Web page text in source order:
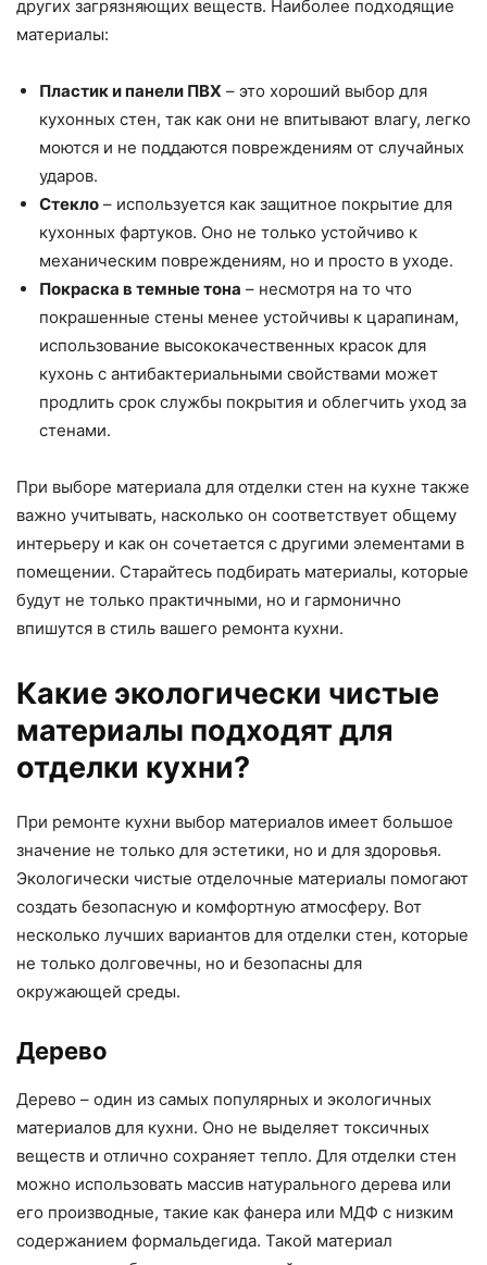
других загрязняющих веществ. Наиболее подходящие
материалы:
Пластик и панели ПВХ – это хороший выбор для
кухонных стен, так как они не впитывают влагу, легко
моются и не поддаются повреждениям от случайных
ударов.
Стекло – используется как защитное покрытие для
кухонных фартуков. Оно не только устойчиво к
механическим повреждениям, но и просто в уходе.
Покраска в темные тона – несмотря на то что
покрашенные стены менее устойчивы к царапинам,
использование высококачественных красок для
кухонь с антибактериальными свойствами может
продлить срок службы покрытия и облегчить уход за
стенами.
При выборе материала для отделки стен на кухне также
важно учитывать, насколько он соответствует общему
интерьеру и как он сочетается с другими элементами в
помещении. Старайтесь подбирать материалы, которые
будут не только практичными, но и гармонично
впишутся в стиль вашего ремонта кухни.
Какие экологически чистые
материалы подходят для
отделки кухни?
При ремонте кухни выбор материалов имеет большое
значение не только для эстетики, но и для здоровья.
Экологически чистые отделочные материалы помогают
создать безопасную и комфортную атмосферу. Вот
несколько лучших вариантов для отделки стен, которые
не только долговечны, но и безопасны для
окружающей среды.
Дерево
Дерево – один из самых популярных и экологичных
материалов для кухни. Оно не выделяет токсичных
веществ и отлично сохраняет тепло. Для отделки стен
можно использовать массив натурального дерева или
его производные, такие как фанера или МДФ с низким
содержанием формальдегида. Такой материал